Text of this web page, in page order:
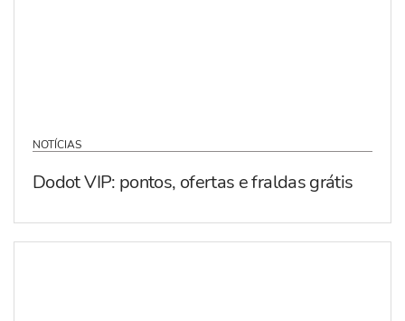
NOTÍCIAS
Dodot VIP: pontos, ofertas e fraldas grátis